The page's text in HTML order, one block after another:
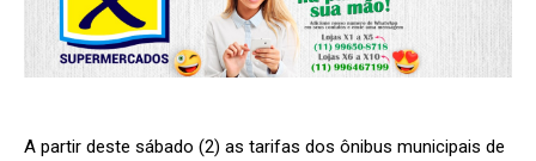
A partir deste sábado (2) as tarifas dos ônibus municipais de